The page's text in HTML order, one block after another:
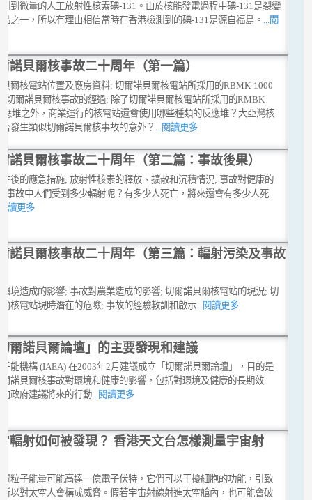
到微量的人工放射性核素碘-131。由於核能發電過程中碘-131是裂變
之一，所以有理由相信當時在香港檢測到的碘-131是源自福島。
...閱
諾貝爾核事故二十周年（第一篇）
爾核電站位置及廠房資料; 切爾諾貝爾核電站所採用的RBMK-1000
切爾諾貝爾核事故的經過; 除了切爾諾貝爾核電站所採用的RMBK-
應堆之外，商業運行的核電站還會使用哪些種類的反應堆？大亞灣核
發生類似切爾諾貝爾核事故的意外？ ...閱讀更多
諾貝爾核事故二十周年（第二篇：事故後果）
後的應急措施; 放射性核素的釋放、擴散和沉積情況; 事故對健康的
事故中人們受到多少輻射呢？有多少人死亡，將來還會有多少人死
讀更多
諾貝爾核事故二十周年（第三篇：輻射污染及事故
境造成的影響; 事故對農業造成的影響; 切爾諾貝爾核電站的現況; 切
核電站現時潛在的危險; 事故的經驗教訓和啟示...閱讀更多
爾諾貝爾論壇」的主要發現和建議
能機構 (IAEA) 在2003年2月建議成立「切爾諾貝爾論壇」，目的是
諾貝爾核事故對環境和健康的影響，包括對環境及健康的長期效
政府建議將來的行動...閱讀更多
輻射如何被發現？ 香港天文台怎樣測量宇宙射
粒子能量可能高達一億電子伏特，它們可以干擾細胞的功能，引致
以對太空人會構成威脅。假若宇宙射線射進太空艙內，也可能會破